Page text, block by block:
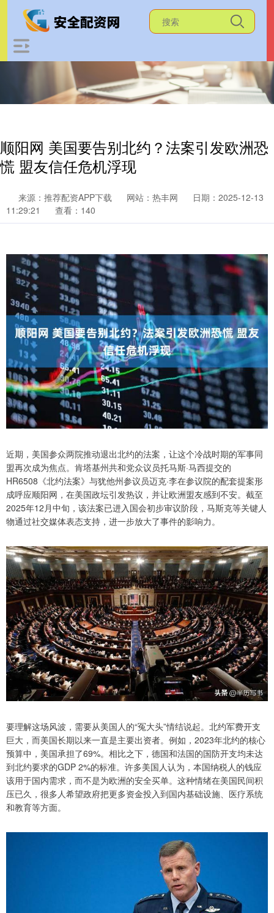
顺阳网 美国要告别北约？法案引发欧洲恐
慌 盟友信任危机浮现
来源：推荐配资APP下载 网站：热丰网
日期：2025-12-13
11:29:21
查看：140
近期，美国参众两院推动退出北约的法案，让这个冷战时期的军事同
盟再次成为焦点。肯塔基州共和党众议员托马斯·马西提交的
HR6508《北约法案》与犹他州参议员迈克·李在参议院的配套提案形
成呼应顺阳网，在美国政坛引发热议，并让欧洲盟友感到不安。截至
2025年12月中旬，该法案已进入国会初步审议阶段，马斯克等关键人
物通过社交媒体表态支持，进一步放大了事件的影响力。
要理解这场风波，需要从美国人的“冤大头”情结说起。北约军费开支
巨大，而美国长期以来一直是主要出资者。例如，2023年北约的核心
预算中，美国承担了69%。相比之下，德国和法国的国防开支均未达
到北约要求的GDP 2%的标准。许多美国人认为，本国纳税人的钱应
该用于国内需求，而不是为欧洲的安全买单。这种情绪在美国民间积
压已久，很多人希望政府把更多资金投入到国内基础设施、医疗系统
和教育等方面。